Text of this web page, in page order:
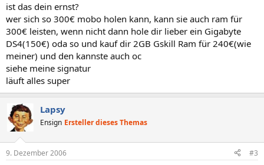
ist das dein ernst?
wer sich so 300€ mobo holen kann, kann sie auch ram für
300€ leisten, wenn nicht dann hole dir lieber ein Gigabyte
DS4(150€) oda so und kauf dir 2GB Gskill Ram für 240€(wie
meiner) und den kannste auch oc
siehe meine signatur
läuft alles super
Lapsy
Ensign Ersteller dieses Themas
9. Dezember 2006 #3